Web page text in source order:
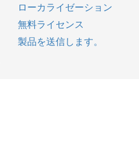
ローカライゼーション
無料ライセンス
製品を送信します。